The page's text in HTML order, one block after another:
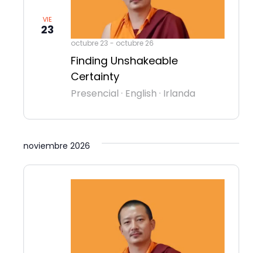
VIE
23
Finding Unshakeable
Certainty
Presencial · English · Irlanda
octubre 23 - octubre 26
noviembre 2026